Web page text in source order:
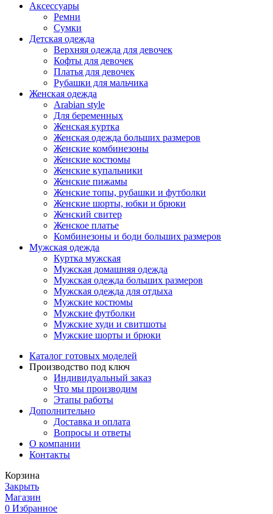
Аксессуары
Ремни
Сумки
Детская одежда
Верхняя одежда для девочек
Кофты для девочек
Платья для девочек
Рубашки для мальчика
Женская одежда
Arabian style
Для беременных
Женская куртка
Женская одежда больших размеров
Женские комбинезоны
Женские костюмы
Женские купальники
Женские пижамы
Женские топы, рубашки и футболки
Женские шорты, юбки и брюки
Женский свитер
Женское платье
Комбинезоны и боди больших размеров
Мужская одежда
Куртка мужская
Мужская домашняя одежда
Мужская одежда больших размеров
Мужская одежда для отдыха
Мужские костюмы
Мужские футболки
Мужские худи и свитшоты
Мужские шорты и брюки
Каталог готовых моделей
Производство под ключ
Индивидуальный заказ
Что мы производим
Этапы работы
Дополнительно
Доставка и оплата
Вопросы и ответы
О компании
Контакты
Корзина
Закрыть
Магазин
0 Избранное